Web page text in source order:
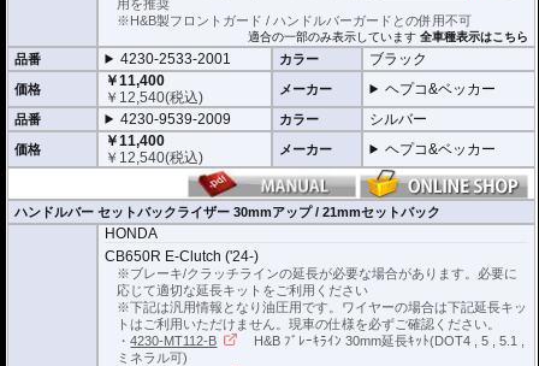
用を推奨
※H&B製フロントガード / ハンドルバーガードとの併用不可
適合の一部のみ表示しています全車種表示はこちら
品番 4230-2533-2001 カラー ブラック
価格
￥11,400
￥ 12,540(税込) メーカー ヘプコ&ベッカー
品番 4230-9539-2009 カラー シルバー
価格
￥11,400
￥ 12,540(税込) メーカー ヘプコ&ベッカー
ハンドルバー セットバックライザー 30mmアップ / 21mmセットバック
HONDA
CB650R E-Clutch ('24-)
※ブレーキ/クラッチラインの延長が必要な場合があります。必要に
応じて適切な延長キットをご利用ください
※下記は汎用情報となり油圧用です。ワイヤーの場合は下記延長キッ
トはご利用いただけません。現車の仕様を必ずご確認ください。
・4230-MT112-B
H&B ﾌﾞﾚｰｷﾗｲﾝ 30mm延長ｷｯﾄ(DOT4 , 5 , 5.1 ,
ミネラル可)